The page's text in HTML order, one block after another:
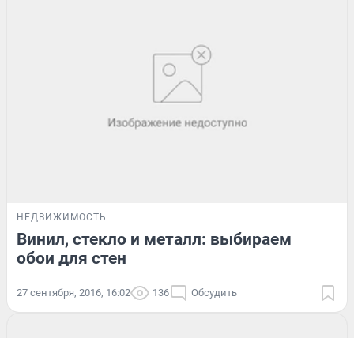
НЕДВИЖИМОСТЬ
Винил, стекло и металл: выбираем
обои для стен
27 сентября, 2016, 16:02 136 Обсудить